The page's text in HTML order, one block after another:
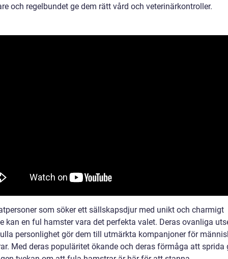
och regelbundet ge dem rätt vård och veterinärkontroller.
som söker ett sällskapsdjur med unikt och charmigt
kan en ful hamster vara det perfekta valet. Deras ovanliga
personlighet gör dem till utmärkta kompanjoner för
Med deras populäritet ökande och deras förmåga att sprida